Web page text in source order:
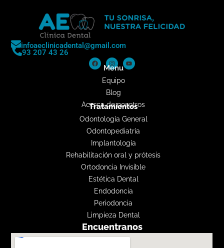
infoaeclinicadental@gmail.com
93 207 43 26
Menu
Equipo
Blog
Acerca de nosotros
Tratamientos
Odontología General
Odontopediatría
Implantología
Rehabilitación oral y prótesis
Ortodoncia Invisible
Estética Dental
Endodoncia
Periodoncia
Limpieza Dental
Encuentranos